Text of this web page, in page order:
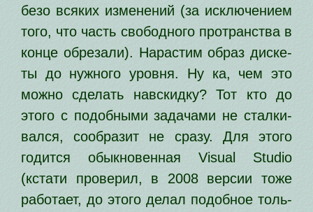
безо вся­ких изме­не­ний (за исклю­че­ни­ем
того, что часть сво­бод­но­го про­тран­ства в
кон­це обре­за­ли). Нарастим образ дис­ке­
ты до нуж­но­го уров­ня. Ну ка, чем это
мож­но сде­лать навскид­ку? Тот кто до
это­го с подоб­ны­ми зада­ча­ми не стал­ки­
вал­ся, сооб­ра­зит не сра­зу. Для это­го
годит­ся обык­но­вен­ная Visual Studio
(кста­ти про­ве­рил, в 2008 вер­сии тоже
рабо­та­ет, до это­го делал подоб­ное толь­